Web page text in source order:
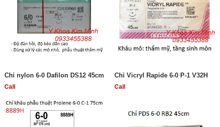
Chỉ nylon 6-0 Dafilon DS12 45cm
Call
Chỉ Vicryl Rapide 6-0 P-1 V32H
Call